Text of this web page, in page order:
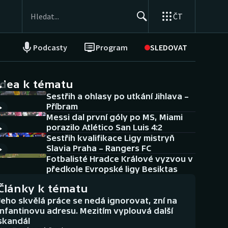
ČT
Podcasty Program SLEDOVAT
NEPŘEHLÉDNĚTE
Historické návraty
Aplikace ČT sport
AZ kvíz
k tématu
Sestřih a ohlasy po utkání Jihlava –
Příbram
Messi dal první góly po MS, Miami
porazilo Atlético San Luis 4:2
Sestřih kvalifikace Ligy mistryň
Slavia Praha – Rangers FC
Fotbalisté Hradce Králové vyzvou v
předkole Evropské ligy Besiktas
k tématu
skvělá práce se nedá ignorovat, zní na
adresu. Mezitím vyplouvá další